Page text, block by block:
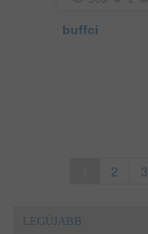
buffci
2 3
LEGÚJABB